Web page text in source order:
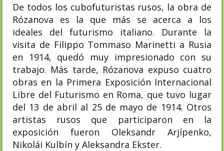
De todos los cubofuturistas rusos, la obra de
Rózanova es la que más se acerca a los
ideales del futurismo italiano. Durante la
visita de Filippo Tommaso Marinetti a Rusia
en 1914, quedó muy impresionado con su
trabajo. Más tarde, Rózanova expuso cuatro
obras en la Primera Exposición Internacional
Libre del Futurismo en Roma, que tuvo lugar
del 13 de abril al 25 de mayo de 1914. Otros
artistas rusos que participaron en la
exposición fueron Oleksandr Arjípenko,
Nikolái Kulbín y Aleksandra Ekster.​